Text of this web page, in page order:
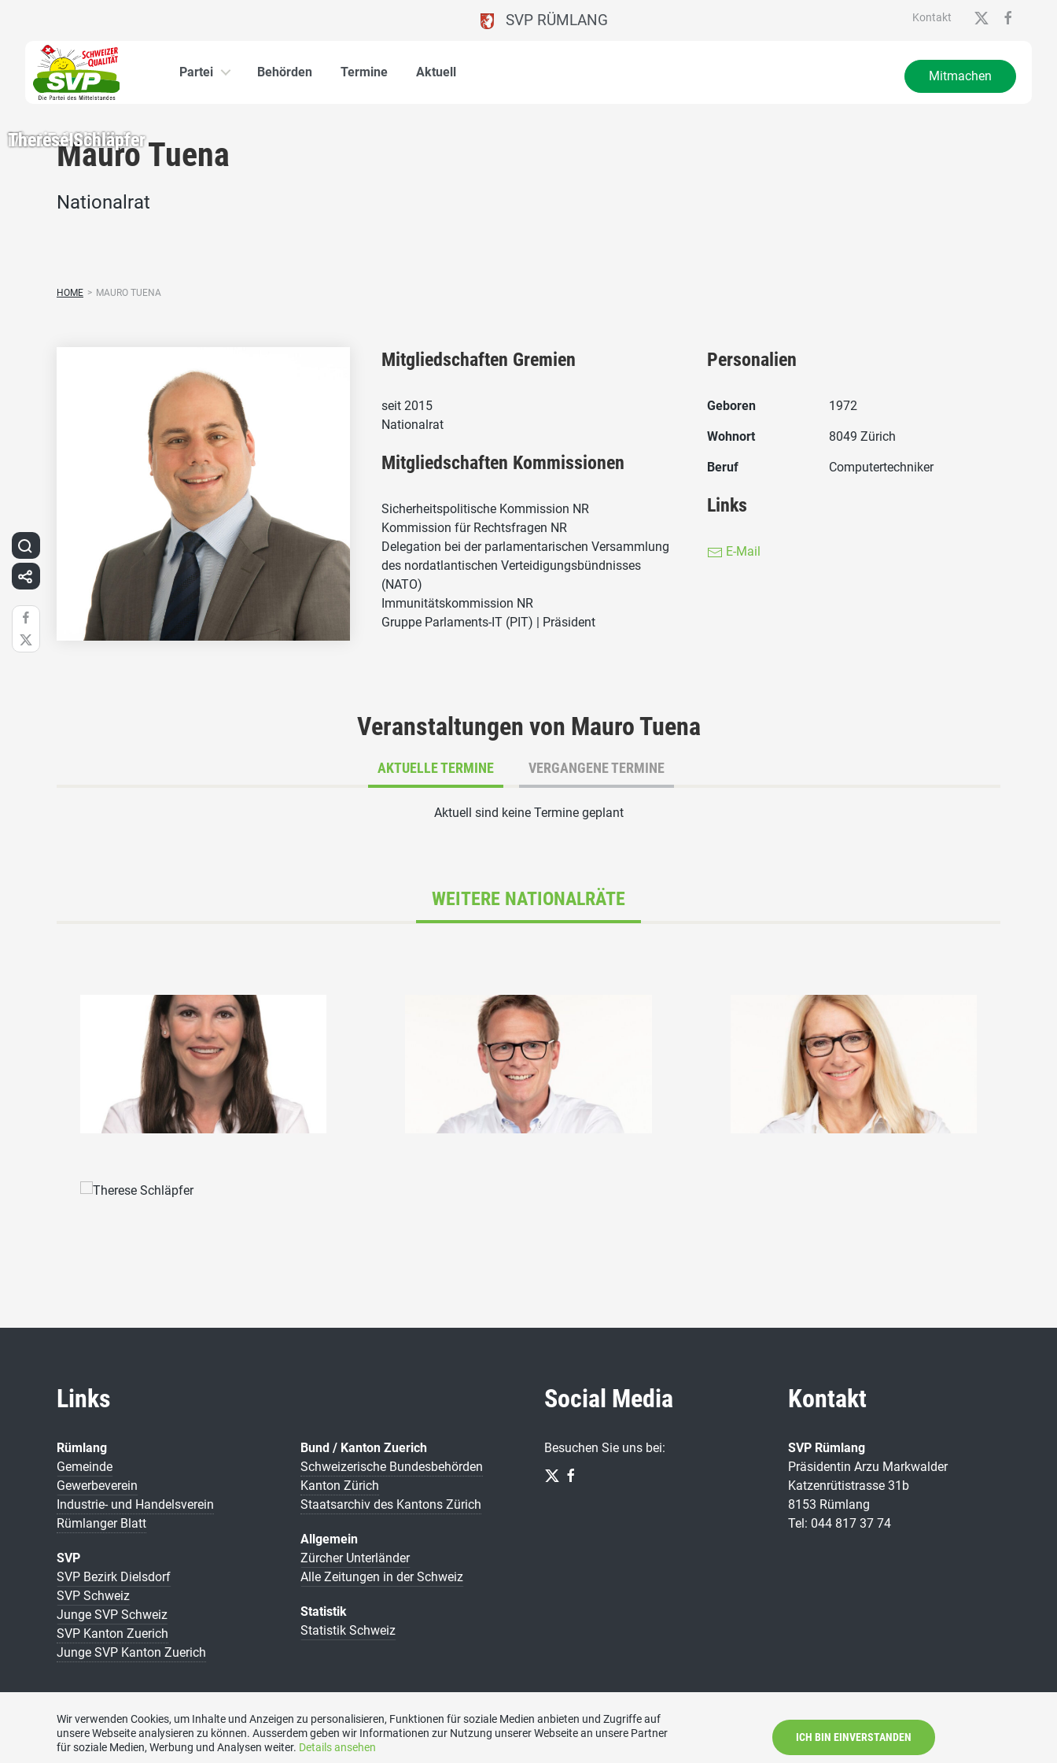
Kontakt
SVP RÜMLANG
Partei Behörden Termine Aktuell Mitmachen
Mauro Tuena
Nationalrat
HOME > MAURO TUENA
Mitgliedschaften Gremien
seit 2015
Nationalrat
Mitgliedschaften Kommissionen
Sicherheitspolitische Kommission NR
Kommission für Rechtsfragen NR
Delegation bei der parlamentarischen Versammlung
des nordatlantischen Verteidigungsbündnisses
(NATO)
Immunitätskommission NR
Gruppe Parlaments-IT (PIT) | Präsident
Personalien
Geboren 1972
Wohnort 8049 Zürich
Beruf Computertechniker
Links
E-Mail
Veranstaltungen von Mauro Tuena
AKTUELLE TERMINE VERGANGENE TERMINE
Aktuell sind keine Termine geplant
WEITERE NATIONALRÄTE
Nina Fehr Düsel
Martin Hübscher
Therese Schläpfer
Therese Schläpfer
Links
Rümlang
Gemeinde
Gewerbeverein
Industrie- und Handelsverein
Rümlanger Blatt
SVP
SVP Bezirk Dielsdorf
SVP Schweiz
Junge SVP Schweiz
SVP Kanton Zuerich
Junge SVP Kanton Zuerich
Bund / Kanton Zuerich
Schweizerische Bundesbehörden
Kanton Zürich
Staatsarchiv des Kantons Zürich
Allgemein
Zürcher Unterländer
Alle Zeitungen in der Schweiz
Statistik
Statistik Schweiz
Social Media
Besuchen Sie uns bei:
Kontakt
SVP Rümlang
Präsidentin Arzu Markwalder
Katzenrütistrasse 31b
8153 Rümlang
Tel: 044 817 37 74
Wir verwenden Cookies, um Inhalte und Anzeigen zu personalisieren, Funktionen für soziale Medien anbieten und Zugriffe auf
unsere Webseite analysieren zu können. Ausserdem geben wir Informationen zur Nutzung unserer Webseite an unsere Partner
für soziale Medien, Werbung und Analysen weiter. Details ansehen
ICH BIN EINVERSTANDEN